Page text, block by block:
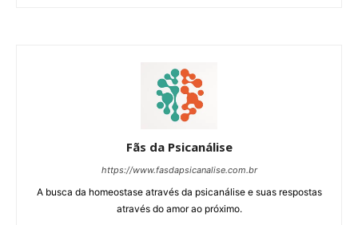
Fãs da Psicanálise
https://www.fasdapsicanalise.com.br
A busca da homeostase através da psicanálise e suas respostas
através do amor ao próximo.